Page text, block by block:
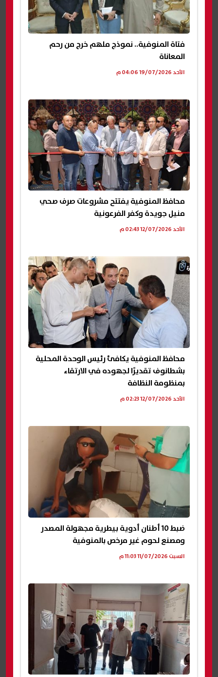
فتاة المنوفية.. نموذج ملهم خرج من رحم
المعاناة
الأحد 19/07/2026 04:06 م
محافظ المنوفية يفتتح مشروعات صرف صحي
منيل جويدة وكفر الفرعونية
الأحد 12/07/2026 02:43 م
محافظ المنوفية يكافئ رئيس الوحدة المحلية
بشطانوف تقديرًا لجهوده في الارتقاء
بمنظومة النظافة
الأحد 12/07/2026 02:23 م
ضبط 10 أطنان أدوية بيطرية مجهولة المصدر
ومصنع لحوم غير مرخص بالمنوفية
السبت 11/07/2026 11:03 م